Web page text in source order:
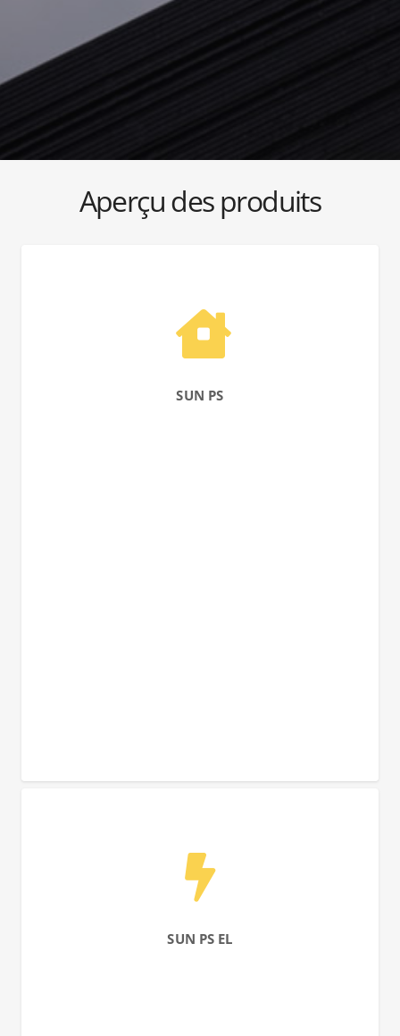
Aperçu des produits
SUN PS
SUN PS EL